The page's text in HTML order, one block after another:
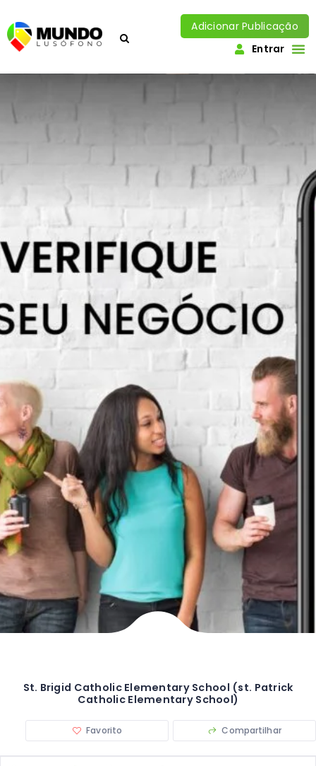
Adicionar Publicação
Entrar
St. Brigid Catholic Elementary School (st. Patrick
Catholic Elementary School)
Favorito Compartilhar